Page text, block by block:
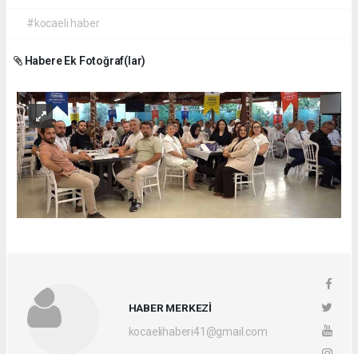
#kocaeli haber
Habere Ek Fotoğraf(lar)
HABER MERKEZİ
kocaelihaberi41@gmail.com